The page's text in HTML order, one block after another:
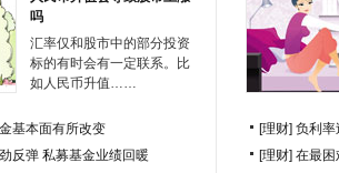
吗
汇率仅和股市中的部分投资
标的有时会有一定联系。比
如人民币升值……
基本面有所改变
反弹 私募基金业绩回暖
[理财] 负利率
[理财] 在最困